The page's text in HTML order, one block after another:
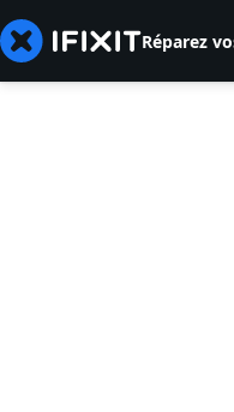
Réparez